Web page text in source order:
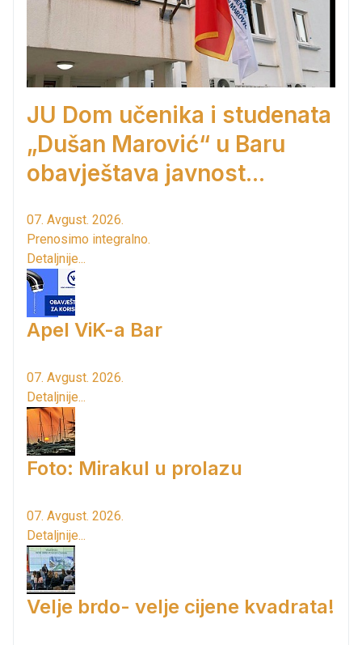
JU Dom učenika i studenata
„Dušan Marović“ u Baru
obavještava javnost...
07. Avgust. 2026.
Prenosimo integralno.
Detaljnije...
Apel ViK-a Bar
07. Avgust. 2026.
Detaljnije...
Foto: Mirakul u prolazu
07. Avgust. 2026.
Detaljnije...
Velje brdo- velje cijene kvadrata!